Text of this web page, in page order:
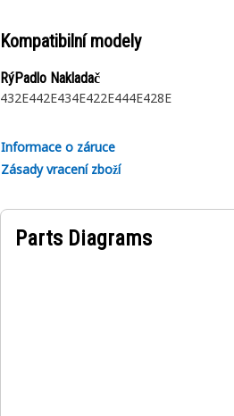
Kompatibilní modely
RýPadlo Nakladač
432E442E434E422E444E428E
Informace o záruce
Zásady vracení zboží
Parts Diagrams